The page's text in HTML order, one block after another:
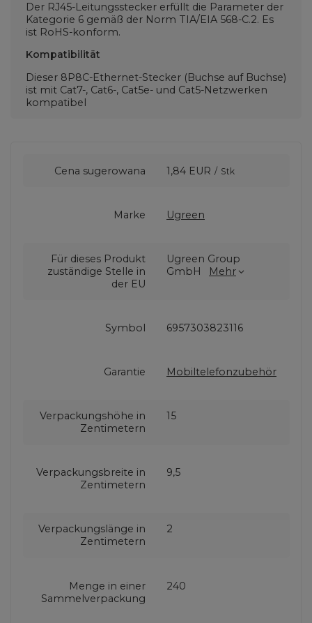
Der RJ45-Leitungsstecker erfüllt die Parameter der
Kategorie 6 gemäß der Norm TIA/EIA 568-C.2. Es
ist RoHS-konform.
Kompatibilität
Dieser 8P8C-Ethernet-Stecker (Buchse auf Buchse)
ist mit Cat7-, Cat6-, Cat5e- und Cat5-Netzwerken
kompatibel
Cena sugerowana 1,84 EUR / Stk
Marke Ugreen
Für dieses Produkt
zuständige Stelle in
der EU
Ugreen Group
GmbH
Mehr
Symbol 6957303823116
Garantie Mobiltelefonzubehör
Verpackungshöhe in
Zentimetern
15
Verpackungsbreite in
Zentimetern
9,5
Verpackungslänge in
Zentimetern
2
Menge in einer
Sammelverpackung
240